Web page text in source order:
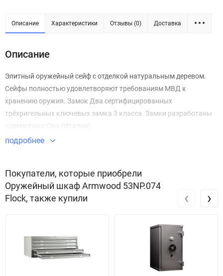
Описание Характеристики Отзывы (0) Доставка
Описание
Элитный оружейный сейф с отделкой натуральным деревом.
Сейфы полностью удовлетворяют требованиям МВД к
хранению оружия. Замок Два сертифицированных
трёхригельных ключевых замка 3 класса. Замки разработаны
совместно с Cisa (Италия).
подробнее
Покупатели, которые приобрели
Оружейный шкаф Armwood 53NP.074
Flock, также купили
‹ ›